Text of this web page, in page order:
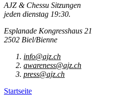
AJZ & Chessu Sitzungen
jeden dienstag 19:30.
Esplanade Kongresshaus 21
2502 Biel/Bienne
info@ajz.ch
awareness@ajz.ch
press@ajz.ch
Startseite